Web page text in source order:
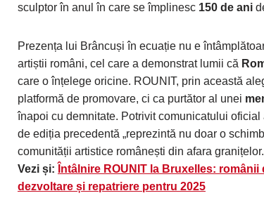
sculptor în anul în care se împlinesc 150 de ani
Prezența lui Brâncuși în ecuație nu e
artiștii români, cel care a demonstrat lumii că
care o înțelege oricine. ROUNIT, prin această
platformă de promovare, ci ca purtător al unei
înapoi cu demnitate. Potrivit comunicatului
de ediția precedentă „reprezintă nu doar o
comunității artistice românești din afara
Vezi și: Întâlnire ROUNIT la Bruxelles:
dezvoltare și repatriere pentru 2025